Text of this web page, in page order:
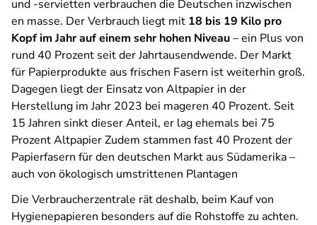
und -servietten verbrauchen die Deutschen inzwischen
en masse. Der Verbrauch liegt mit 18 bis 19 Kilo pro
Kopf im Jahr auf einem sehr hohen Niveau– ein Plus von
rund 40 Prozent seit der Jahrtausendwende. Der Markt
für Papierprodukte aus frischen Fasern ist weiterhin groß.
Dagegen liegt der Einsatz von Altpapier in der
Herstellung im Jahr 2023 bei mageren 40 Prozent. Seit
15 Jahren sinkt dieser Anteil, er lag ehemals bei 75
Prozent Altpapier Zudem stammen fast 40 Prozent der
Papierfasern für den deutschen Markt aus Südamerika –
auch von ökologisch umstrittenen Plantagen
Die Verbraucherzentrale rät deshalb, beim Kauf von
Hygienepapieren besonders auf die Rohstoffe zu achten.